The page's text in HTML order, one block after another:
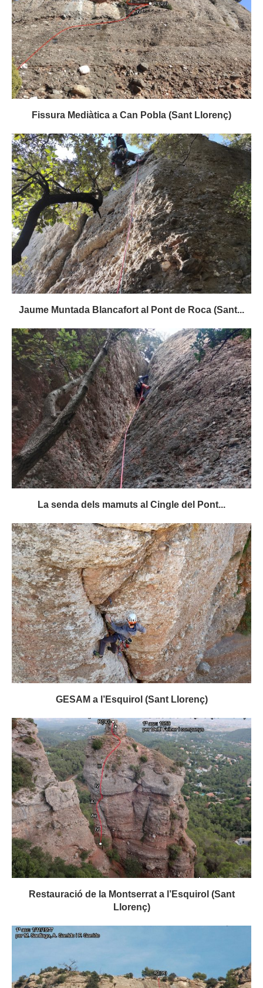
Fissura Mediàtica a Can Pobla (Sant Llorenç)
Jaume Muntada Blancafort al Pont de Roca (Sant...
La senda dels mamuts al Cingle del Pont...
GESAM a l’Esquirol (Sant Llorenç)
Restauració de la Montserrat a l’Esquirol (Sant
Llorenç)